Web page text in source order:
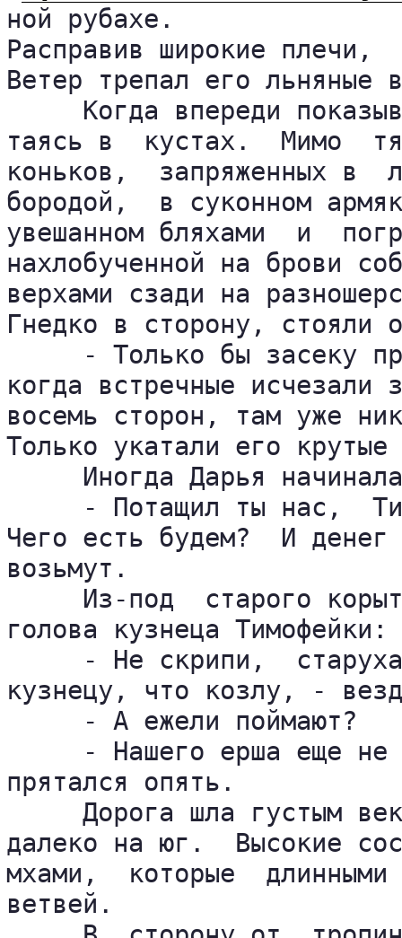
ной рубахе.
Расправив широкие плечи,
Ветер трепал его льняные
Когда впереди
таясь в  кустах.  Мимо
коньков,  запряженных в
бородой,  в суконном
увешанном бляхами  и
нахлобученной на брови
верхами сзади на
Гнедко в сторону, стояли
- Только бы засеку
когда встречные
восемь сторон, там уже
Только укатали его
Иногда Дарья
- Потащил ты нас,
Чего есть будем?  И
возьмут.
Из-под  старого
голова кузнеца Тимофейки:
- Не скрипи,
кузнецу, что козлу, -
     - А ежели поймают?
- Нашего ерша еще
прятался опять.
Дорога шла густым
далеко на юг.  Высокие
мхами,  которые
ветвей.